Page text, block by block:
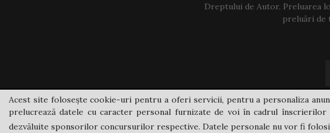
Dreptului de Autor. Preluarea
preluări de
Acest site folosește cookie-uri pentru a oferi servicii, pentru a personaliza
prelucrează datele cu caracter personal furnizate de voi în cadrul
dezvăluite sponsorilor concursurilor respective. Datele personale nu vor fi